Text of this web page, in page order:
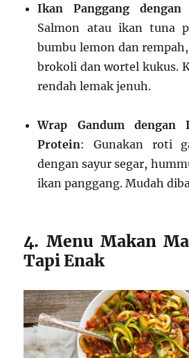
Ikan Panggang dengan
Salmon atau ikan tuna
bumbu lemon dan
brokoli dan wortel kukus.
rendah lemak jenuh.
Wrap Gandum dengan
Protein: Gunakan roti
dengan sayur segar,
ikan panggang. Mudah
4. Menu Makan
Tapi Enak